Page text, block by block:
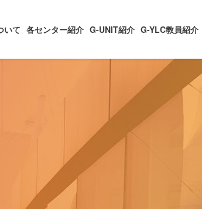
いて 各センター紹介 G-UNIT紹介 G-YLC教員紹介